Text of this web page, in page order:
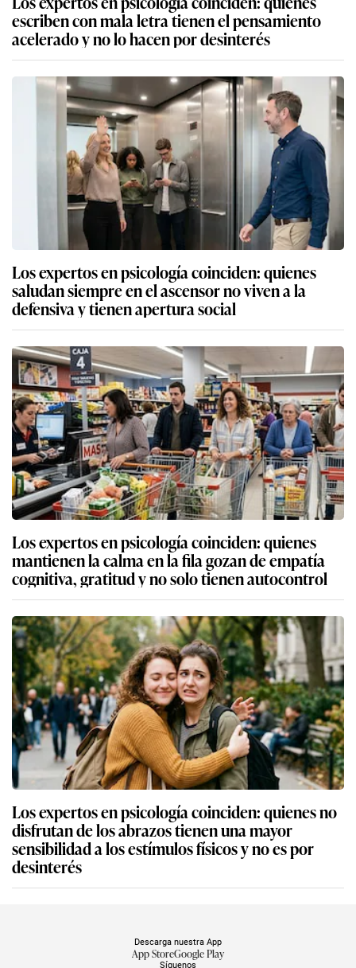
escriben con mala letra tienen el pensamiento
acelerado y no lo hacen por desinterés
Los expertos en psicología coinciden: quienes
saludan siempre en el ascensor no viven a la
defensiva y tienen apertura social
Los expertos en psicología coinciden: quienes
mantienen la calma en la fila gozan de empatía
cognitiva, gratitud y no solo tienen autocontrol
Los expertos en psicología coinciden: quienes no
disfrutan de los abrazos tienen una mayor
sensibilidad a los estímulos físicos y no es por
desinterés
Síguenos
Descarga nuestra App
App StoreGoogle Play